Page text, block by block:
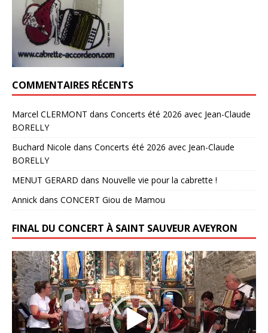
COMMENTAIRES RÉCENTS
Marcel CLERMONT dans Concerts été 2026 avec Jean-Claude
BORELLY
Buchard Nicole dans Concerts été 2026 avec Jean-Claude
BORELLY
MENUT GERARD dans Nouvelle vie pour la cabrette !
Annick dans CONCERT Giou de Mamou
FINAL DU CONCERT À SAINT SAUVEUR AVEYRON
Lecteur
vidéo